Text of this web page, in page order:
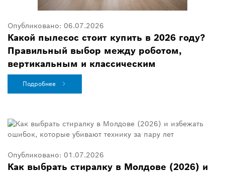
Опубликовано: 06.07.2026
Какой пылесос стоит купить в 2026 году?
Правильный выбор между роботом,
вертикальным и классическим
Подробнее
Опубликовано: 01.07.2026
Как выбрать стиралку в Молдове (2026) и